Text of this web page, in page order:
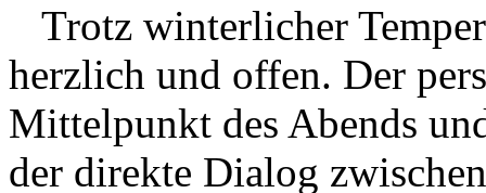
Trotz winterlicher
herzlich und offen. Der
Mittelpunkt des Abends
der direkte Dialog